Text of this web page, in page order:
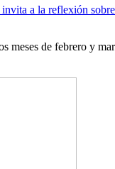
a la reflexión
meses de febrero y